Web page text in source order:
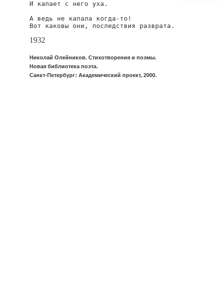
И капает с него уха.
А ведь не капала когда-то!
Вот каковы они, последствия разврата.
1932
Николай Олейников. Стихотворения и поэмы.
Новая библиотека поэта.
Санкт-Петербург: Академический проект, 2000.